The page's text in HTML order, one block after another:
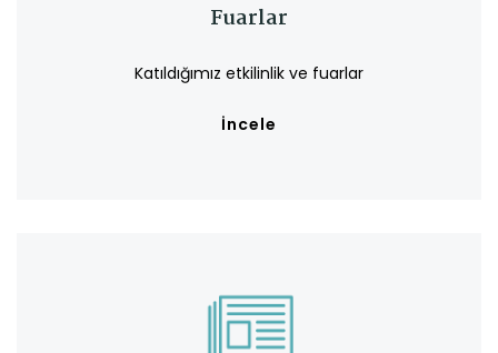
Fuarlar
Katıldığımız etkilinlik ve fuarlar
İncele